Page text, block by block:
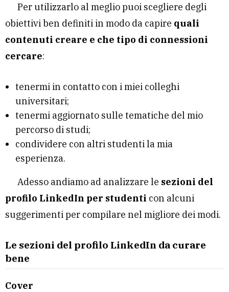
Per utilizzarlo al meglio puoi scegliere degli
obiettivi ben definiti in modo da capire quali
contenuti creare e che tipo di connessioni
cercare:
tenermi in contatto con i miei colleghi
universitari;
tenermi aggiornato sulle tematiche del mio
percorso di studi;
condividere con altri studenti la mia
esperienza.
Adesso andiamo ad analizzare le sezioni del
profilo LinkedIn per studenti con alcuni
suggerimenti per compilare nel migliore dei modi.
Le sezioni del profilo LinkedIn da curare
bene
Cover